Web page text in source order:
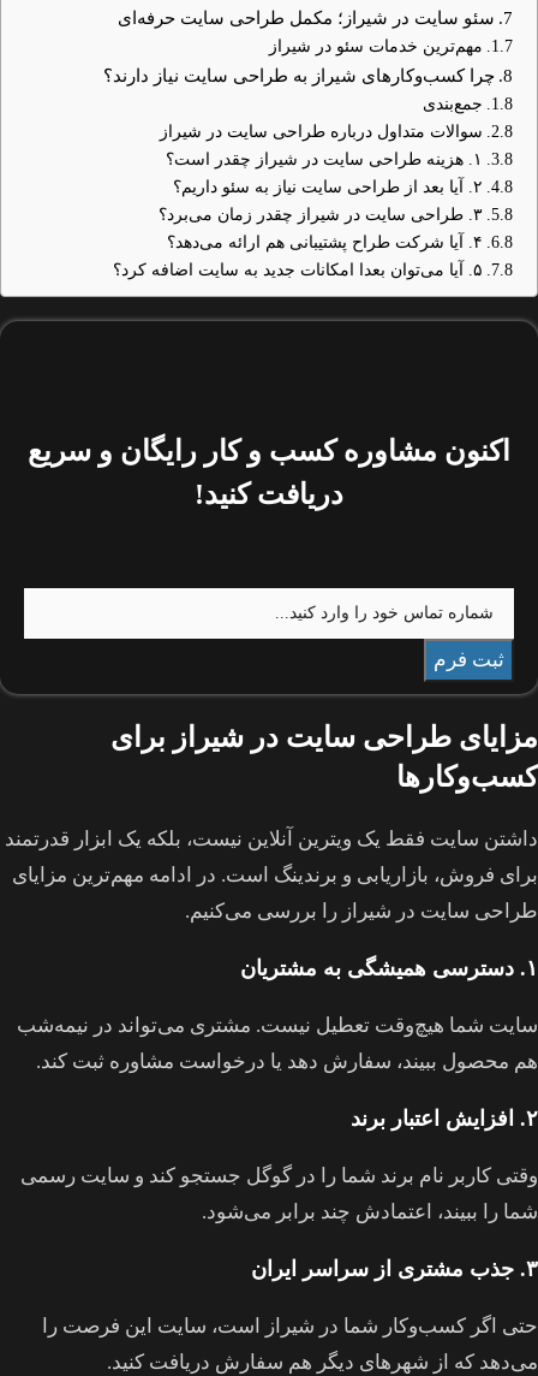
سئو سایت در شیراز؛ مکمل طراحی سایت حرفه‌ای
مهم‌ترین خدمات سئو در شیراز
چرا کسب‌وکارهای شیراز به طراحی سایت نیاز دارند؟
جمع‌بندی
سوالات متداول درباره طراحی سایت در شیراز
۱. هزینه طراحی سایت در شیراز چقدر است؟
۲. آیا بعد از طراحی سایت نیاز به سئو داریم؟
۳. طراحی سایت در شیراز چقدر زمان می‌برد؟
۴. آیا شرکت طراح پشتیبانی هم ارائه می‌دهد؟
۵. آیا می‌توان بعدا امکانات جدید به سایت اضافه کرد؟
اکنون مشاوره کسب و کار رایگان و سریع
دریافت کنید!
مزایای طراحی سایت در شیراز برای
کسب‌وکارها
داشتن سایت فقط یک ویترین آنلاین نیست، بلکه یک ابزار قدرتمند
برای فروش، بازاریابی و برندینگ است. در ادامه مهم‌ترین مزایای
طراحی سایت در شیراز را بررسی می‌کنیم.
۱. دسترسی همیشگی به مشتریان
سایت شما هیچ‌وقت تعطیل نیست. مشتری می‌تواند در نیمه‌شب
هم محصول ببیند، سفارش دهد یا درخواست مشاوره ثبت کند.
۲. افزایش اعتبار برند
وقتی کاربر نام برند شما را در گوگل جستجو کند و سایت رسمی
شما را ببیند، اعتمادش چند برابر می‌شود.
۳. جذب مشتری از سراسر ایران
حتی اگر کسب‌وکار شما در شیراز است، سایت این فرصت را
می‌دهد که از شهرهای دیگر هم سفارش دریافت کنید.